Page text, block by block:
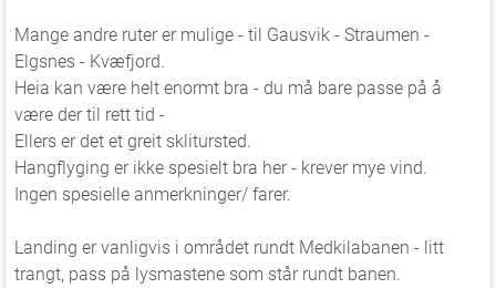
Mange andre ruter er mulige - til Gausvik - Straumen -
Elgsnes - Kvæfjord.
Heia kan være helt enormt bra - du må bare passe på å
være der til rett tid -
Ellers er det et greit sklitursted.
Hangflyging er ikke spesielt bra her - krever mye vind.
Ingen spesielle anmerkninger/ farer.
Landing er vanligvis i området rundt Medkilabanen - litt
trangt, pass på lysmastene som står rundt banen.